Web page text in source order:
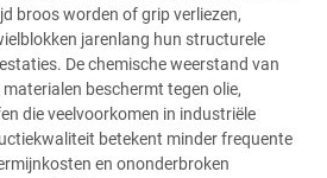
broos worden of grip verliezen,
jarenlang hun structurele
De chemische weerstand van
beschermt tegen olie,
die veelvoorkomen in industriële
betekent minder frequente
en ononderbroken